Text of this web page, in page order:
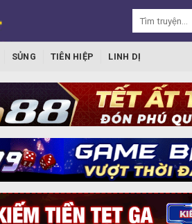
SỦNG TIÊN HIỆP LINH DỊ